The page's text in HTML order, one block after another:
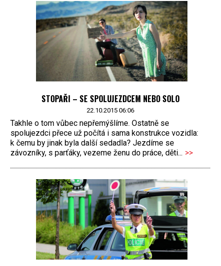
STOPAŘI – SE SPOLUJEZDCEM NEBO SOLO
22.10.2015 06:06
Takhle o tom vůbec nepřemýšlíme. Ostatně se
spolujezdci přece už počítá i sama konstrukce vozidla:
k čemu by jinak byla další sedadla? Jezdíme se
závozníky, s parťáky, vezeme ženu do práce, děti... >>